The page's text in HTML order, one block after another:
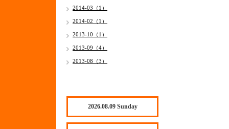
2014-03（1）
2014-02（1）
2013-10（1）
2013-09（4）
2013-08（3）
2026.08.09 Sunday